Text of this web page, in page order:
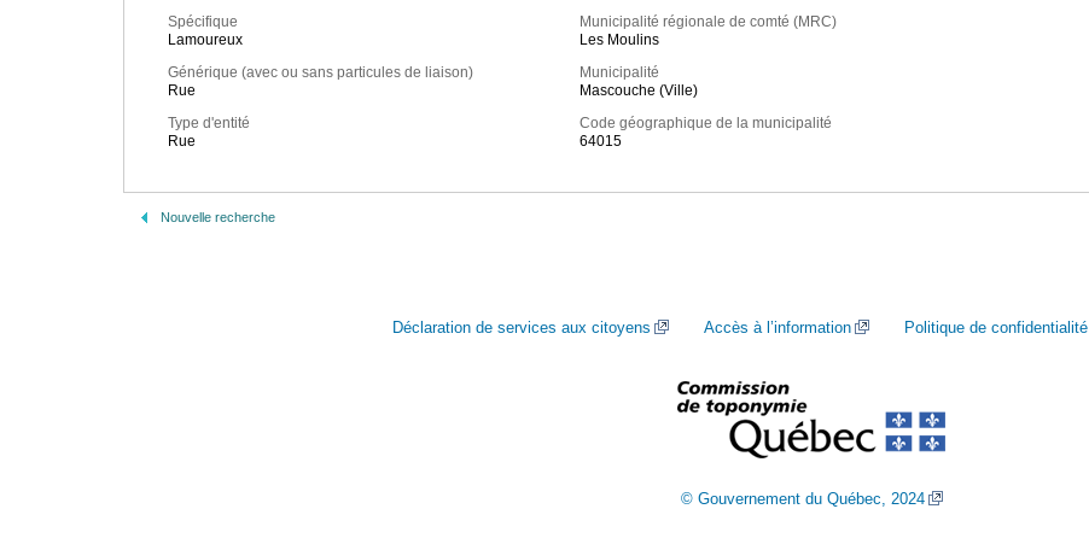
Spécifique
Lamoureux
Générique (avec ou sans particules de liaison)
Rue
Type d'entité
Rue
Municipalité régionale de comté (MRC)
Les Moulins
Municipalité
Mascouche (Ville)
Code géographique de la municipalité
64015
Nouvelle recherche
Déclaration de services aux citoyens Accès à l’information Politique de confidentialité
© Gouvernement du Québec, 2024